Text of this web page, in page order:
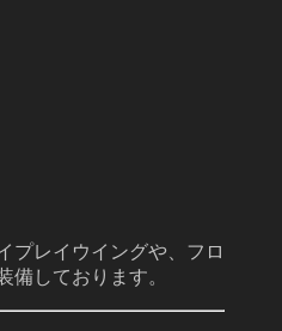
プレイウイングや、フロ
備しております。